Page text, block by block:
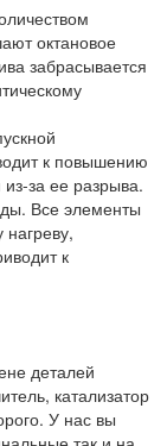
октановое
забрасывается
к повышению
за ее разрыва.
Все элементы
к
деталей
катализатор
У нас вы